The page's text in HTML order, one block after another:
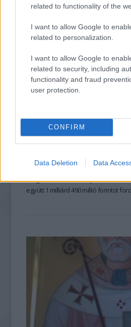
related to functionality of the
I want to allow Google to
related to personalization.
I want to allow Google to
related to security, including
functionality and fraud
user protection.
CONFIRM
Data Deletion Data
Tovább újítják a
2009. 11. 26.|Kultúrpart
Folytatódik Szombathely
megújítása, a fejlesztésre a Nyugat-
Program keretéből elnyert 875
együtt 1 milliárd 490 millió forintot